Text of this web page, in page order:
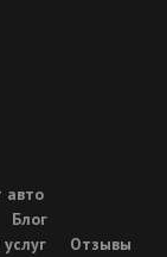
авто
Блог
Отзывы